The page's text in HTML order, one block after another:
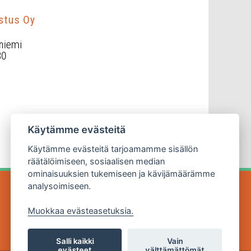
Oy
Käytämme evästeitä
Käytämme evästeitä tarjoamamme sisällön
räätälöimiseen, sosiaalisen median
ominaisuuksien tukemiseen ja kävijämäärämme
analysoimiseen.
Muokkaa evästeasetuksia.
Salli kaikki
Vain